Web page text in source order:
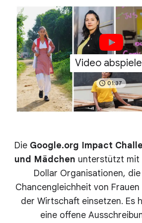
Video
01:37
Die Google.org Impact
und Mädchen unterstützt mit
Dollar Organisationen,
Chancengleichheit von
der Wirtschaft einsetzen. Es
eine offene